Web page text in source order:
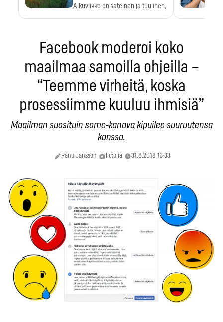
Alkuviikko on sateinen ja tuulinen,
Facebook moderoi koko
maailmaa samoilla ohjeilla –
“Teemme virheitä, koska
prosessiimme kuuluu ihmisiä”
Maailman suosituin some-kanava kipuilee suuruutensa
kanssa.
Panu Jansson Fotolia 31.8.2018 13:33